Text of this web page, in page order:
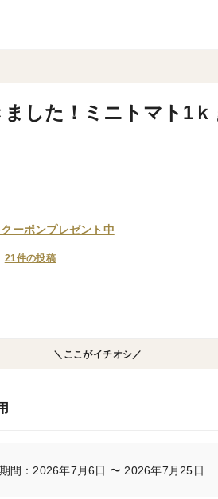
した！ミニトマト1ｋ
ーポンプレゼント中
21件の投稿
＼ここがイチオシ／
間：2026年7月6日 〜 2026年7月25日